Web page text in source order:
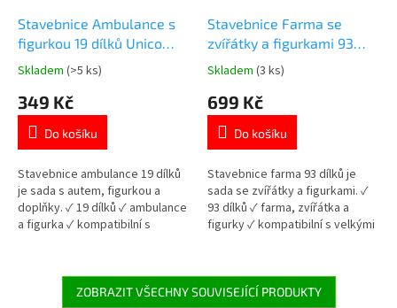
Stavebnice Ambulance s
figurkou 19 dílků Unico
Plus
Průměrné
produktu
4,8
5
hvězdiček.
Skladem (>5 ks)
349 Kč
Do košíku
Stavebnice ambulance 19 dílků
je sada s autem, figurkou a
doplňky. ✓ 19 dílků ✓ ambulance
a figurka ✓ kompatibilní s
Stavebnice Farma se
zvířátky a figurkami 93
dílků Unico Plus
Průměrné
produktu
5,0
5
hvězdiček.
Skladem (3 ks)
699 Kč
Do košíku
Stavebnice farma 93 dílků je
sada se zvířátky a figurkami. ✓
93 dílků ✓ farma, zvířátka a
figurky ✓ kompatibilní s velkými
ZOBRAZIT VŠECHNY SOUVISEJÍCÍ PRODUKTY